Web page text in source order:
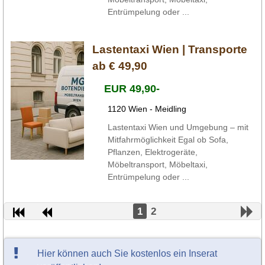
Entrümpelung oder ...
Lastentaxi Wien | Transporte
ab € 49,90
EUR 49,90-
1120 Wien - Meidling
Lastentaxi Wien und Umgebung – mit
Mitfahrmöglichkeit Egal ob Sofa,
Pflanzen, Elektrogeräte,
Möbeltransport, Möbeltaxi,
Entrümpelung oder ...
1 2
Hier können auch Sie kostenlos ein Inserat